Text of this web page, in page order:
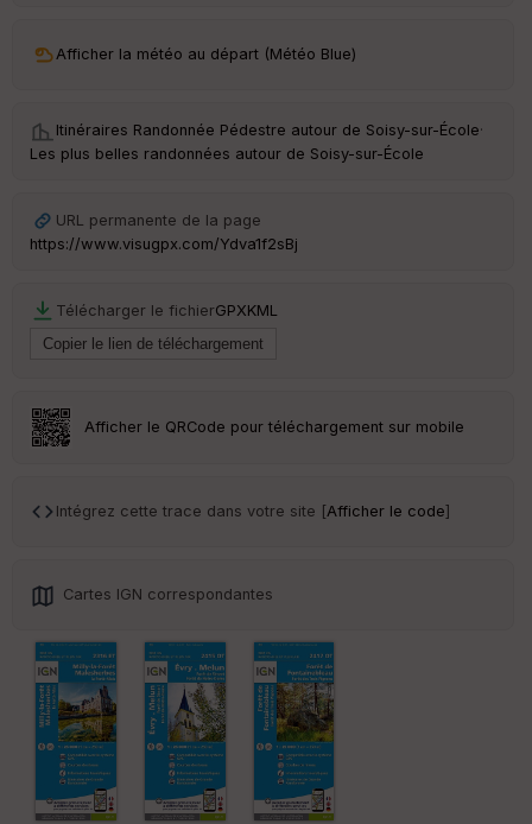
Afficher la météo au départ (Météo Blue)
Itinéraires Randonnée Pédestre autour de Soisy-sur-École·
Les plus belles randonnées autour de Soisy-sur-École
URL permanente de la page
https://www.visugpx.com/Ydva1f2sBj
Télécharger le fichierGPXKML
Afficher le QRCode pour téléchargement sur mobile
Intégrez cette trace dans votre site [Afficher le code]
Cartes IGN correspondantes